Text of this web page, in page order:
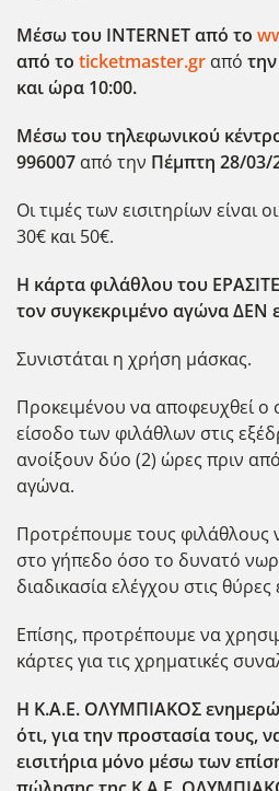
Μέσω του INTERNETαπό το
από το ticketmaster.gr από
και ώρα 10:00.
Μέσω του τηλεφωνικού
996007 από την Πέμπτη 28/03/
Οι τιμές των εισιτηρίων είναι
30€ και 50€.
Η κάρτα φιλάθλου του
τον συγκεκριμένο αγώνα ΔΕΝ
Συνιστάται η χρήση μάσκας.
Προκειμένου να αποφευχθεί ο
είσοδο των φιλάθλων στις
ανοίξουν δύο (2) ώρες πριν
αγώνα.
Προτρέπουμε τους φιλάθλους
στο γήπεδο όσο το δυνατό
διαδικασία ελέγχου στις
Επίσης, προτρέπουμε να
κάρτες για τις χρηματικές
Η Κ.Α.Ε. ΟΛΥΜΠΙΑΚΟΣ
ότι, για την προστασία τους,
εισιτήρια μόνο μέσω των